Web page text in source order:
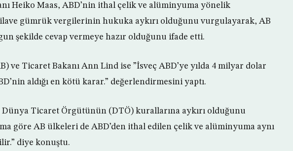
Heiko Maas, ABD’nin ithal çelik ve alüminyuma yönelik
gümrük vergilerinin hukuka aykırı olduğunu vurgulayarak, AB
şekilde cevap vermeye hazır olduğunu ifade etti.
ve Ticaret Bakanı Ann Lind ise ”İsveç ABD’ye yılda 4 milyar dolar
aldığı en kötü karar.” değerlendirmesini yaptı.
Dünya Ticaret Örgütünün (DTÖ) kurallarına aykırı olduğunu
göre AB ülkeleri de ABD’den ithal edilen çelik ve alüminyuma aynı
diye konuştu.